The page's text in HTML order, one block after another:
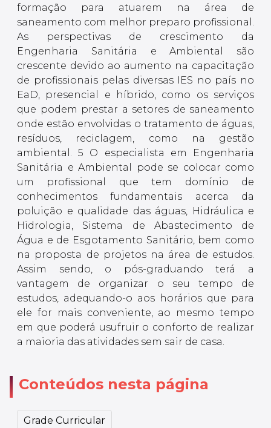
formação para atuarem na área de
saneamento com melhor preparo profissional.
As perspectivas de crescimento da
Engenharia Sanitária e Ambiental são
crescente devido ao aumento na capacitação
de profissionais pelas diversas IES no país no
EaD, presencial e híbrido, como os serviços
que podem prestar a setores de saneamento
onde estão envolvidas o tratamento de águas,
resíduos, reciclagem, como na gestão
ambiental. 5 O especialista em Engenharia
Sanitária e Ambiental pode se colocar como
um profissional que tem domínio de
conhecimentos fundamentais acerca da
poluição e qualidade das águas, Hidráulica e
Hidrologia, Sistema de Abastecimento de
Água e de Esgotamento Sanitário, bem como
na proposta de projetos na área de estudos.
Assim sendo, o pós-graduando terá a
vantagem de organizar o seu tempo de
estudos, adequando-o aos horários que para
ele for mais conveniente, ao mesmo tempo
em que poderá usufruir o conforto de realizar
a maioria das atividades sem sair de casa.
Conteúdos nesta página
Grade Curricular